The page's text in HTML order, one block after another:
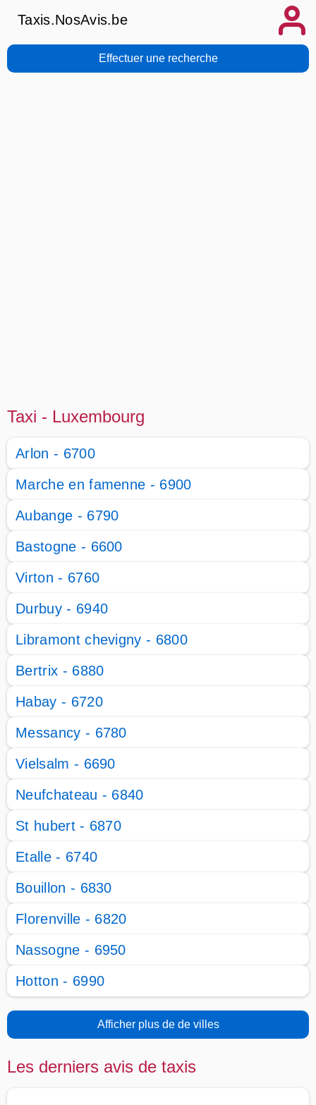
Taxis.NosAvis.be
Effectuer une recherche
Taxi - Luxembourg
Arlon - 6700
Marche en famenne - 6900
Aubange - 6790
Bastogne - 6600
Virton - 6760
Durbuy - 6940
Libramont chevigny - 6800
Bertrix - 6880
Habay - 6720
Messancy - 6780
Vielsalm - 6690
Neufchateau - 6840
St hubert - 6870
Etalle - 6740
Bouillon - 6830
Florenville - 6820
Nassogne - 6950
Hotton - 6990
Afficher plus de de villes
Les derniers avis de taxis